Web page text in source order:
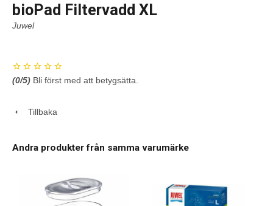
bioPad Filtervadd XL
Juwel
(0/5) Bli först med att betygsätta.
Tillbaka
Andra produkter från samma varumärke